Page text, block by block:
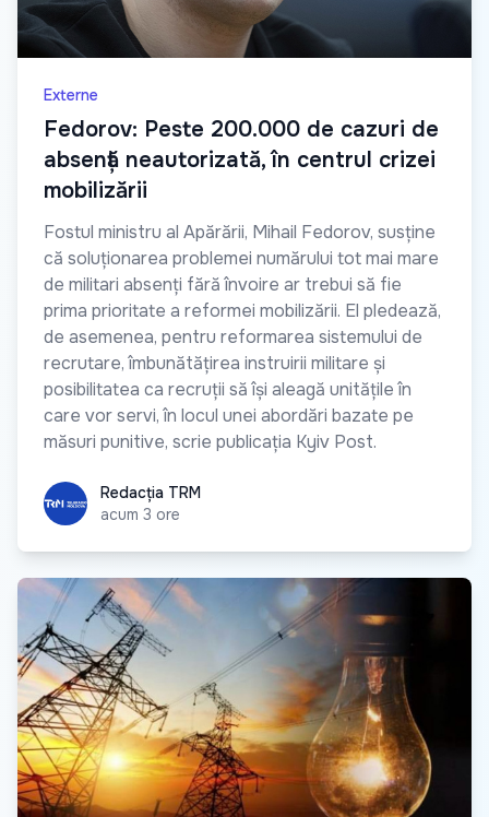
Externe
Fedorov: Peste 200.000 de cazuri de
absență neautorizată, în centrul crizei
mobilizării
Fostul ministru al Apărării, Mihail Fedorov, susține
că soluționarea problemei numărului tot mai mare
de militari absenți fără învoire ar trebui să fie
prima prioritate a reformei mobilizării. El pledează,
de asemenea, pentru reformarea sistemului de
recrutare, îmbunătățirea instruirii militare și
posibilitatea ca recruții să își aleagă unitățile în
care vor servi, în locul unei abordări bazate pe
măsuri punitive, scrie publicația Kyiv Post.
Redacția TRM
Redacția TRM
acum 3 ore